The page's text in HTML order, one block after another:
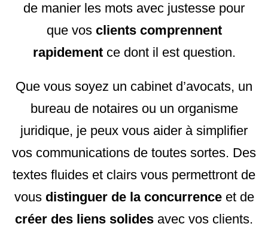
de manier les mots avec justesse pour
que vos clients comprennent
rapidement ce dont il est question.
Que vous soyez un cabinet d’avocats, un
bureau de notaires ou un organisme
juridique, je peux vous aider à simplifier
vos communications de toutes sortes. Des
textes fluides et clairs vous permettront de
vousdistinguer de la concurrenceet de
créer des liens solides avec vos clients.